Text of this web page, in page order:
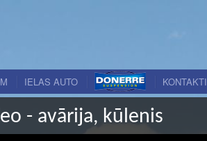
IELAS AUTO KONTAKTI
- avārija, kūlenis